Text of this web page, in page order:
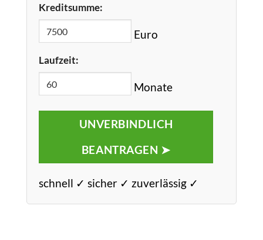
Kreditsumme:
Euro
Laufzeit:
Monate
UNVERBINDLICH
BEANTRAGEN ➤
schnell ✓ sicher ✓ zuverlässig ✓